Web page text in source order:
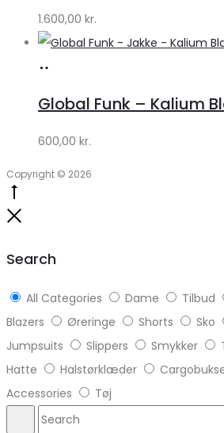
by
Lykke
1.600,00 kr.
Lykke
by
Global Funk – Kalium
600,00 kr.
Copyright © 2026
Search
All Categories Dame Tilbud
Blazers
Øreringe Shorts Sko
Jumpsuits
Slippers Smykker
Hatte
Halstørklæder
Accessories
Tøj